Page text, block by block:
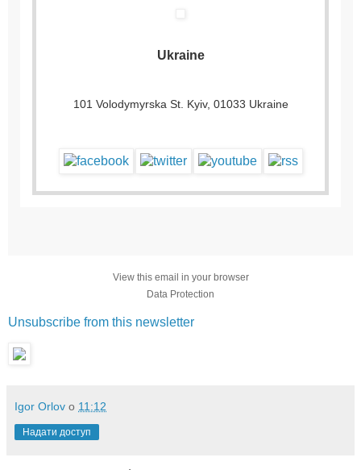
Ukraine
101 Volodymyrska St. Kyiv, 01033 Ukraine
View this email in your browser
Data Protection
Unsubscribe from this newsletter
Igor Orlov о 11:12
Надати доступ